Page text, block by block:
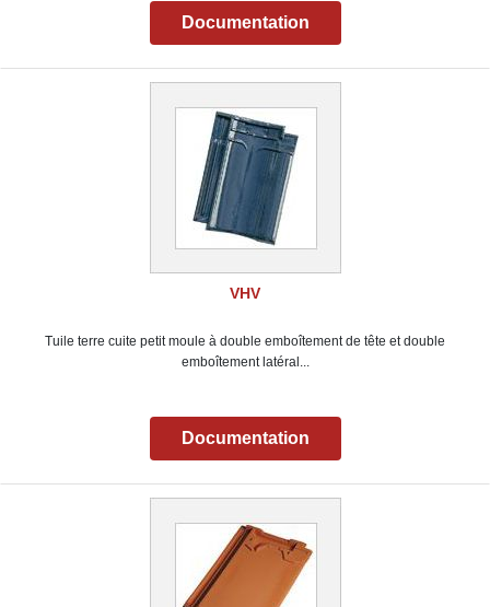
Documentation
VHV
Tuile terre cuite petit moule à double emboîtement de tête et double
emboîtement latéral...
Documentation